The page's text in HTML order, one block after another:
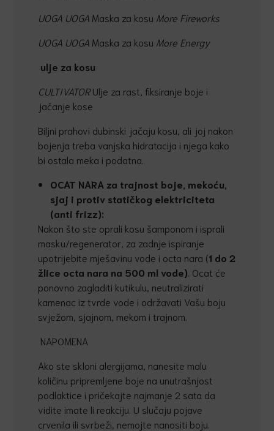
UOGA UOGA Maska za kosu More Fireworks
UOGA UOGA Maska za kosu More Energy
ulje za kosu
CULTIVATORUlje za rast, fiksiranje boje i
jačanje kose
Biljni prahovi dubinski jačaju kosu, ali joj nakon
bojenja treba vanjska hidratacija i njega kako
bi ostala meka i podatna.
OCAT NARA za trajnost boje, mekoću,
sjaj i protiv statičkog elektriciteta
(anti frizz):
Nakon što ste oprali kosu šamponom i isprali
masku/regenerator, za zadnje ispiranje
upotrijebite mješavinu vode i octa nara (1 do 2
žlice octa nara na 500 ml vode) . Ocat će
ponovno zagladiti kutikulu, neutralizirati
kamenac iz tvrde vode i održavati Vašu boju
svježom, sjajnom, mekom i trajnom.
NAPOMENA
Ako ste skloni alergijama, nanesite malu
količinu pripremljene boje na unutrašnjost
podlaktice i pričekajte najmanje 2 sata da
vidite imate li reakciju. U slučaju pojave
crvenila ili svrbeži, nemojte nanositi boju.